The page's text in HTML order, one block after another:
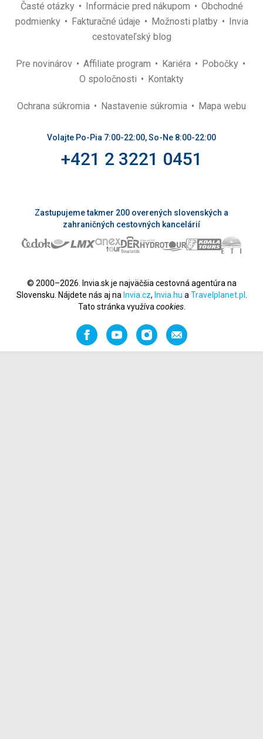
Časté otázky Informácie pred nákupom
Obchodné
podmienky
Fakturačné údaje Možnosti platby
Invia
cestovateľský blog
Pre novinárov Affiliate program Kariéra
Pobočky
O spoločnosti
Kontakty
Ochrana súkromia Nastavenie súkromia Mapa webu
Volajte Po-Pia 7:00-22:00, So-Ne 8:00-22:00
+421 2 3221 0451
Zastupujeme takmer 200 overených slovenských a
zahraničných cestovných kancelárií
© 2000–2026. Invia.sk je najväčšia cestovná agentúra na
Slovensku. Nájdete nás aj na Invia.cz, Invia.hu a Travelplanet.pl
Tato stránka využíva cookies.
FacebookYouTubeInstagramOdporučiť